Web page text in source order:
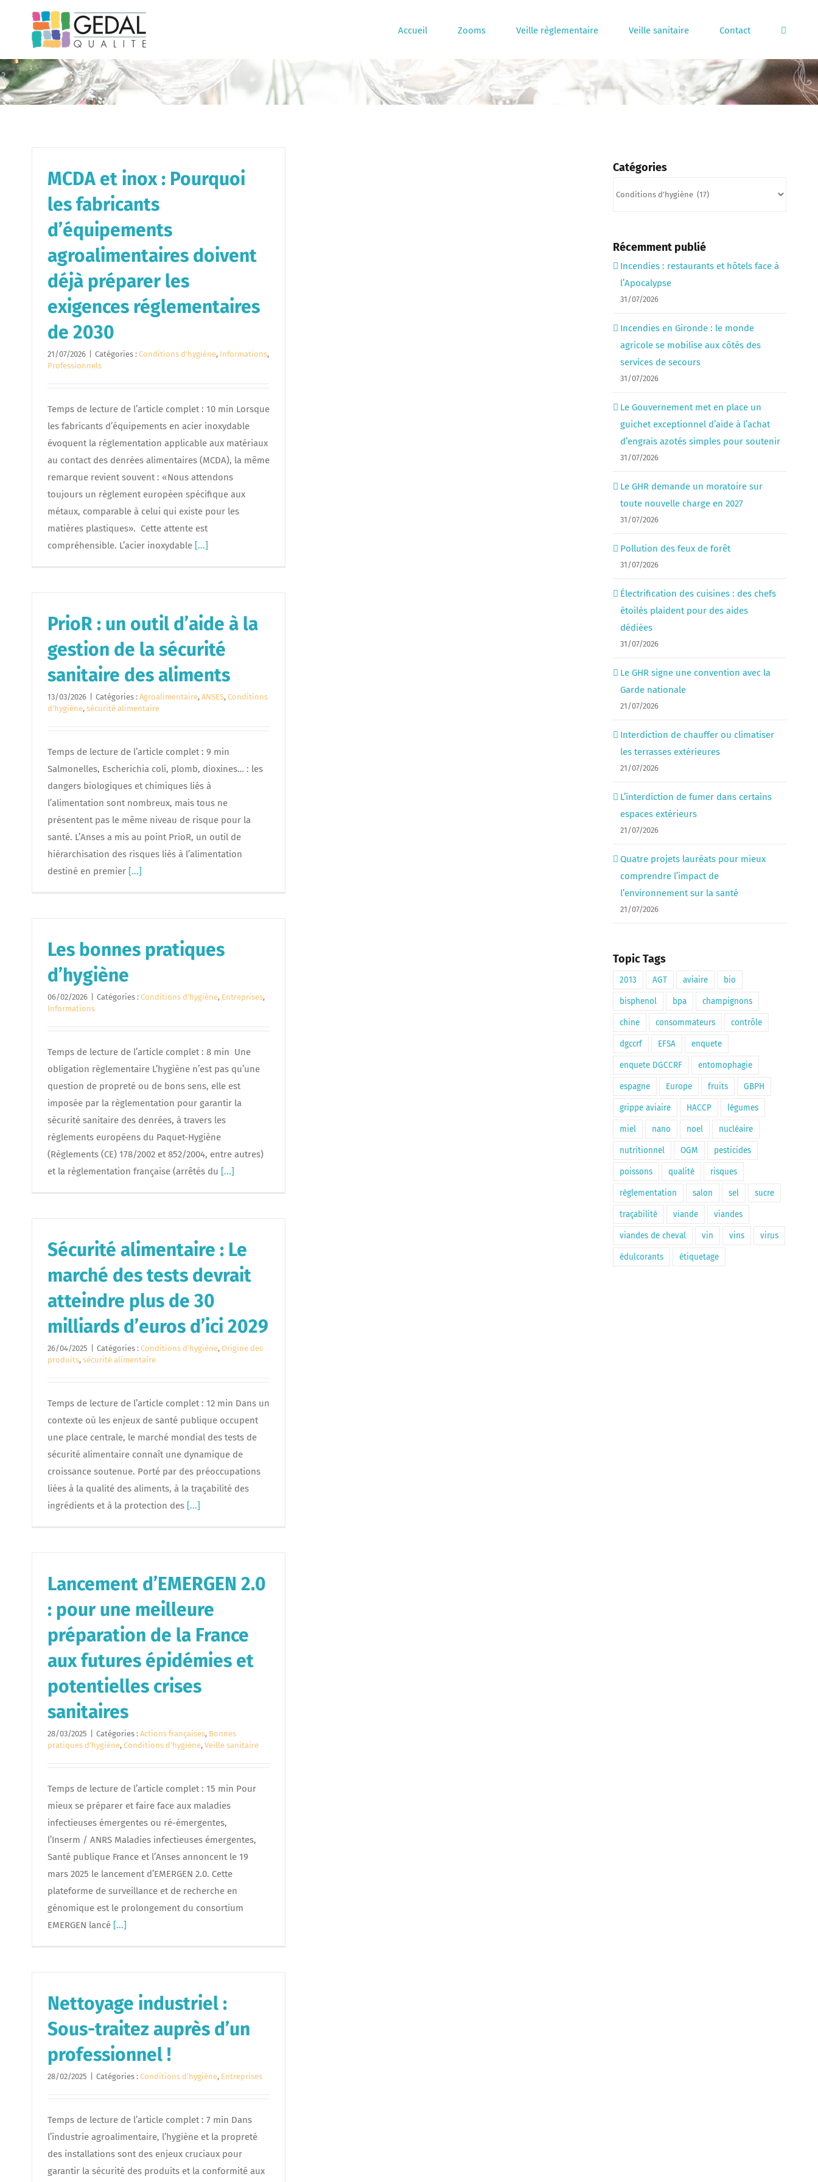
contenu
Accueil Zooms Veille règlementaire Veille sanitaire Contact
MCDA et inox : Pourquoi
les fabricants
d’équipements
agroalimentaires doivent
déjà préparer les
exigences réglementaires
de 2030
21/07/2026 Catégories : Conditions d'hygiène, Informations,
Professionnels
Temps de lecture de l’article complet : 10 min Lorsque
les fabricants d’équipements en acier inoxydable
évoquent la réglementation applicable aux matériaux
au contact des denrées alimentaires (MCDA), la même
remarque revient souvent : «Nous attendons
toujours un règlement européen spécifique aux
métaux, comparable à celui qui existe pour les
matières plastiques». Cette attente est
compréhensible. L’acier inoxydable [...]
PrioR : un outil d’aide à la
gestion de la sécurité
sanitaire des aliments
13/03/2026 Catégories : Agroalimentaire, ANSES, Conditions
d'hygiène, sécurité alimentaire
Temps de lecture de l’article complet : 9 min
Salmonelles, Escherichia coli, plomb, dioxines… : les
dangers biologiques et chimiques liés à
l’alimentation sont nombreux, mais tous ne
présentent pas le même niveau de risque pour la
santé. L’Anses a mis au point PrioR, un outil de
hiérarchisation des risques liés à l’alimentation
destiné en premier [...]
Les bonnes pratiques
d’hygiène
06/02/2026 Catégories : Conditions d'hygiène, Entreprises,
Informations
Temps de lecture de l’article complet : 8 min Une
obligation règlementaire L’hygiène n’est pas qu’une
question de propreté ou de bons sens, elle est
imposée par la règlementation pour garantir la
sécurité sanitaire des denrées, à travers les
règlements européens du Paquet-Hygiène
(Règlements (CE) 178/2002 et 852/2004, entre autres)
et la règlementation française (arrêtés du [...]
Sécurité alimentaire : Le
marché des tests devrait
atteindre plus de 30
milliards d’euros d’ici 2029
26/04/2025 Catégories : Conditions d'hygiène, Origine des
produits, sécurité alimentaire
Temps de lecture de l’article complet : 12 min Dans un
contexte où les enjeux de santé publique occupent
une place centrale, le marché mondial des tests de
sécurité alimentaire connaît une dynamique de
croissance soutenue. Porté par des préoccupations
liées à la qualité des aliments, à la traçabilité des
ingrédients et à la protection des [...]
Lancement d’EMERGEN 2.0
: pour une meilleure
préparation de la France
aux futures épidémies et
potentielles crises
sanitaires
28/03/2025 Catégories : Actions françaises, Bonnes
pratiques d'hygiène, Conditions d'hygiène, Veille sanitaire
Temps de lecture de l’article complet : 15 min Pour
mieux se préparer et faire face aux maladies
infectieuses émergentes ou ré-émergentes,
l’Inserm / ANRS Maladies infectieuses émergentes,
Santé publique France et l’Anses annoncent le 19
mars 2025 le lancement d’EMERGEN 2.0. Cette
plateforme de surveillance et de recherche en
génomique est le prolongement du consortium
EMERGEN lancé [...]
Nettoyage industriel :
Sous-traitez auprès d’un
professionnel !
28/02/2025 Catégories : Conditions d'hygiène, Entreprises
Temps de lecture de l’article complet : 7 min Dans
l’industrie agroalimentaire, l’hygiène et la propreté
des installations sont des enjeux cruciaux pour
garantir la sécurité des produits et la conformité aux
Catégories
Récemment publié
Incendies : restaurants et hôtels face à
l’Apocalypse
31/07/2026
Incendies en Gironde : le monde
agricole se mobilise aux côtés des
services de secours
31/07/2026
Le Gouvernement met en place un
guichet exceptionnel d’aide à l’achat
d’engrais azotés simples pour soutenir
31/07/2026
Le GHR demande un moratoire sur
toute nouvelle charge en 2027
31/07/2026
Pollution des feux de forêt
31/07/2026
Électrification des cuisines : des chefs
étoilés plaident pour des aides
dédiées
31/07/2026
Le GHR signe une convention avec la
Garde nationale
21/07/2026
Interdiction de chauffer ou climatiser
les terrasses extérieures
21/07/2026
L’interdiction de fumer dans certains
espaces extérieurs
21/07/2026
Quatre projets lauréats pour mieux
comprendre l’impact de
l’environnement sur la santé
21/07/2026
Topic Tags
2013 AGT aviaire bio
bisphenol bpa champignons
chine consommateurs contrôle
dgccrf EFSA enquete
enquete DGCCRF entomophagie
espagne Europe fruits GBPH
grippe aviaire HACCP légumes
miel nano noel nucléaire
nutritionnel OGM pesticides
poissons qualité risques
règlementation salon sel sucre
traçabilité viande viandes
viandes de cheval vin vins virus
édulcorants étiquetage